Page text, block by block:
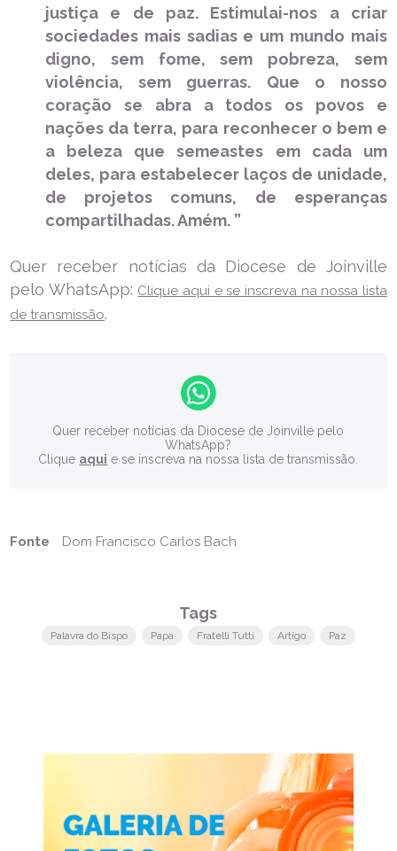
justiça e de paz. Estimulai-nos a criar
sociedades mais sadias e um mundo mais
digno, sem fome, sem pobreza, sem
violência, sem guerras. Que o nosso
coração se abra a todos os povos e
nações da terra, para reconhecer o bem e
a beleza que semeastes em cada um
deles, para estabelecer laços de unidade,
de projetos comuns, de esperanças
compartilhadas. Amém. ”
Quer receber notícias da Diocese de Joinville
pelo WhatsApp: Clique aqui e se inscreva na nossa lista
de transmissão.
Quer receber notícias da Diocese de Joinville pelo
WhatsApp?
Clique aqui e se inscreva na nossa lista de transmissão.
Fonte Dom Francisco Carlos Bach
Tags
Palavra do Bispo Papa Fratelli Tutti Artigo Paz